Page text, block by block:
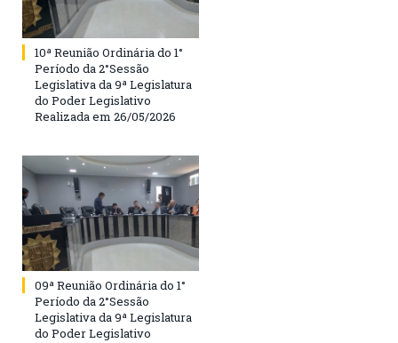
10ª Reunião Ordinária do 1°
Período da 2°Sessão
Legislativa da 9ª Legislatura
do Poder Legislativo
Realizada em 26/05/2026
09ª Reunião Ordinária do 1°
Período da 2°Sessão
Legislativa da 9ª Legislatura
do Poder Legislativo